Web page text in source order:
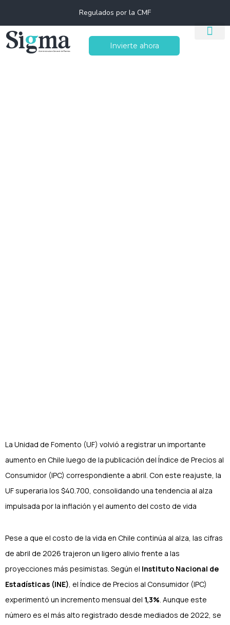
Regulados por la CMF
Invierte ahora
La Unidad de Fomento (UF) volvió a registrar un importante
aumento en Chile luego de la publicación del Índice de Precios al
Consumidor (IPC) correspondiente a abril. Con este reajuste, la
UF superaria los $40.700, consolidando una tendencia al alza
impulsada por la inflación y el aumento del costo de vida
Pese a que el costo de la vida en Chile continúa al alza, las cifras
de abril de 2026 trajeron un ligero alivio frente a las
proyecciones más pesimistas. Según el Instituto Nacional de
Estadísticas (INE), el Índice de Precios al Consumidor (IPC)
experimentó un incremento mensual del 1,3%. Aunque este
número es el más alto registrado desde mediados de 2022, se